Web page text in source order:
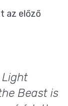
az előző
Beast is